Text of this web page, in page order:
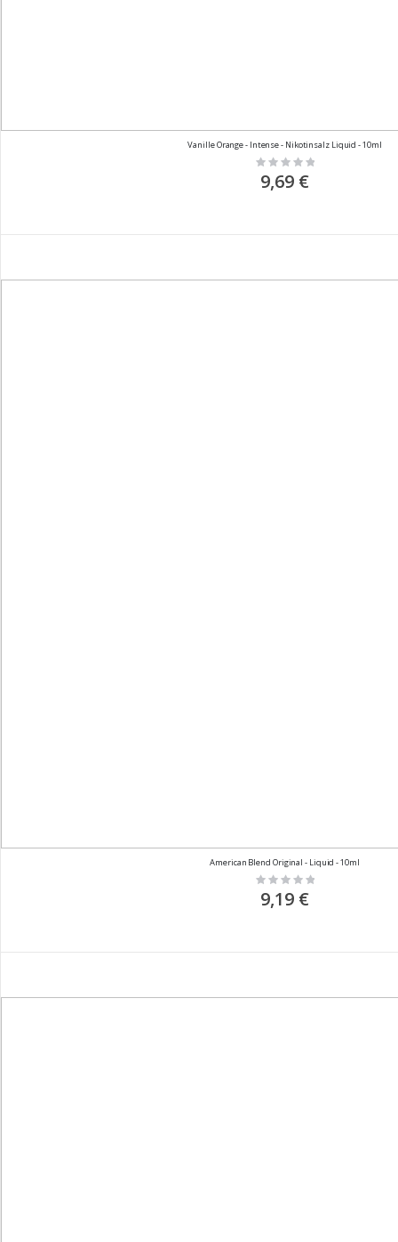
Vanille Orange - Intense - Nikotinsalz Liquid - 10ml
Rating:
0%
9,69 €
American Blend Original - Liquid - 10ml
Rating:
0%
9,19 €